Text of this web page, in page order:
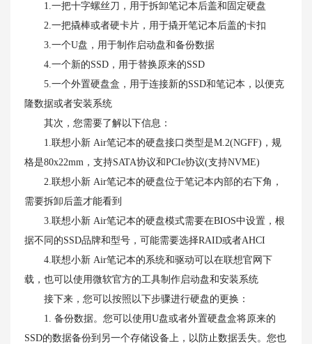
1.一把十字螺丝刀，用于拆卸笔记本后盖和固定硬盘
2.一把撬棒或者硬卡片，用于撬开笔记本后盖的卡扣
3.一个U盘，用于制作启动盘和备份数据
4.一个新的SSD，用于替换原来的SSD
5.一个外置硬盘盒，用于连接新的SSD和笔记本，以便克
隆数据或者安装系统
其次，您需要了解以下信息：
1.联想小新 Air笔记本的硬盘接口类型是M.2(NGFF)，规
格是80x22mm，支持SATA协议和PCIe协议(支持NVME)
2.联想小新 Air笔记本的硬盘位于笔记本内部的右下角，
需要拆卸后盖才能看到
3.联想小新 Air笔记本的硬盘模式需要在BIOS中设置，根
据不同的SSD品牌和型号，可能需要选择RAID或者AHCI
4.联想小新 Air笔记本的系统和驱动可以在联想官网下
载，也可以使用微软官方的工具制作启动盘和安装系统
接下来，您可以按照以下步骤进行硬盘的更换：
1. 备份数据。您可以使用U盘或者外置硬盘盒将原来的
SSD的数据备份到另一个存储设备上，以防止数据丢失。您也